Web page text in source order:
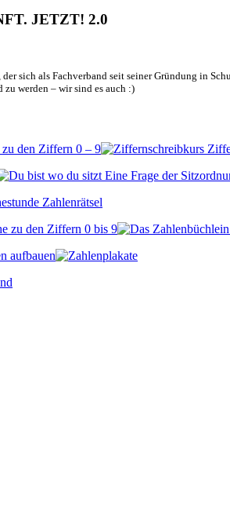
JETZT! 2.0
der sich als Fachverband seit seiner Gründung in
werden – wir sind es auch :)
den Ziffern 0 – 9
zu den Ziffern 0 bis 9
aufbauen